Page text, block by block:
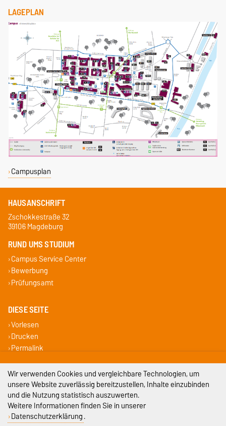
LAGEPLAN
Campusplan
HAUSANSCHRIFT
Zschokkestraße 32
39106 Magdeburg
RUND UMS STUDIUM
Campus Service Center
Bewerbung
Prüfungsamt
DIESE SEITE
Vorlesen
Drucken
Permalink
Impressum
Datenschutz
Wir verwenden Cookies und vergleichbare Technologien, um
unsere Website zuverlässig bereitzustellen, Inhalte einzubinden
und die Nutzung statistisch auszuwerten.
Weitere Informationen finden Sie in unserer
Datenschutzerklärung.